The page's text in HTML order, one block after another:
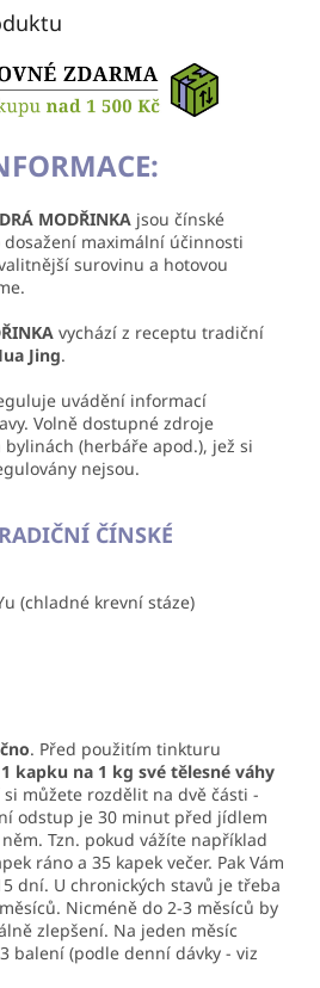
MODŘINKA jsou čínské
maximální účinnosti
surovinu a hotovou
vychází z receptu tradiční
Jing.
uvádění informací
Volně dostupné zdroje
(herbáře apod.), jež si
nejsou.
ČÍNSKÉ
(chladné krevní stáze)
. Před použitím tinkturu
1 kapku na 1 kg své tělesné váhy
si můžete rozdělit na dvě části -
odstup je 30 minut před jídlem
Tzn. pokud vážíte například
ráno a 35 kapek večer. Pak Vám
dní. U chronických stavů je třeba
Nicméně do 2-3 měsíců by
zlepšení. Na jeden měsíc
balení (podle denní dávky - viz